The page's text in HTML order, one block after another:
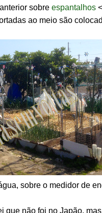
sobre espantalhos
ao meio são
sobre o medidor de
que não foi no Japão,